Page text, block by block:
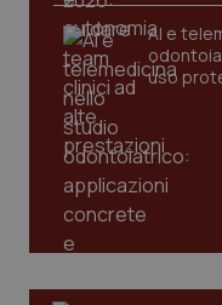
AI e
uso